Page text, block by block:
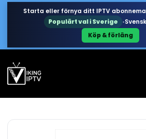
Starta eller förnya ditt IPTV
Populärt val i Sverige
•
Köp & förläng